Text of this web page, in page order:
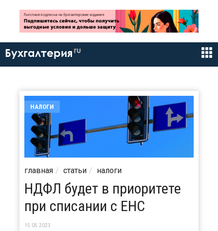
Бухгалтерия ru
НАЛОГИ
главная статьи налоги
НДФЛ будет в приоритете
при списании с ЕНС
15.05.2023